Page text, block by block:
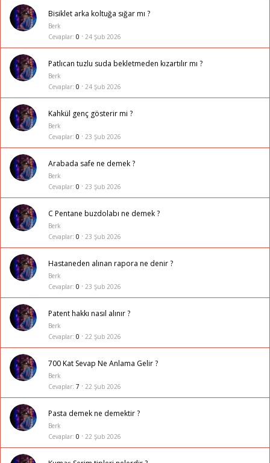
Bisiklet arka koltuğa sığar mı ?
Berk
Cevaplar 0 24 Şub 2026
Patlıcan tuzlu suda bekletmeden kızartılır mı ?
Berk
Cevaplar 0 24 Şub 2026
Kahkül genç gösterir mi ?
Berk
Cevaplar 0 23 Şub 2026
Arabada safe ne demek ?
Berk
Cevaplar 0 23 Şub 2026
C Pentane buzdolabı ne demek ?
Berk
Cevaplar 0 23 Şub 2026
Hastaneden alınan rapora ne denir ?
Berk
Cevaplar 0 23 Şub 2026
Patent hakkı nasıl alınır ?
Berk
Cevaplar 0 22 Şub 2026
700 Kat Sevap Ne Anlama Gelir ?
Berk
Cevaplar 7 22 Şub 2026
Pasta demek ne demektir ?
Berk
Cevaplar 0 22 Şub 2026